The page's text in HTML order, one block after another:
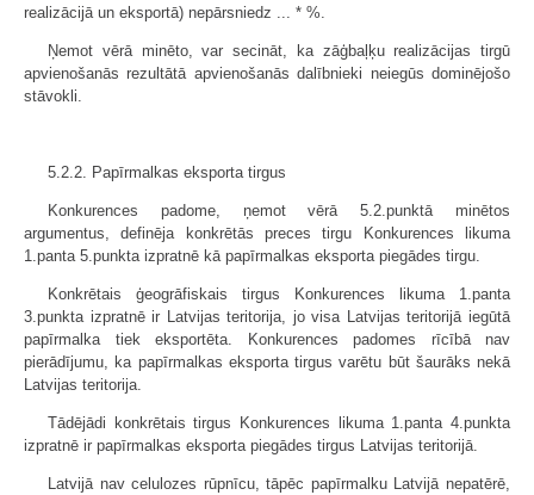
realizācijā un eksportā) nepārsniedz ... * %.
Ņemot vērā minēto, var secināt, ka zāģbaļķu realizācijas tirgū
apvienošanās rezultātā apvienošanās dalībnieki neiegūs dominējošo
stāvokli.
5.2.2. Papīrmalkas eksporta tirgus
Konkurences padome, ņemot vērā 5.2.punktā minētos
argumentus, definēja konkrētās preces tirgu Konkurences likuma
1.panta 5.punkta izpratnē kā papīrmalkas eksporta piegādes tirgu.
Konkrētais ģeogrāfiskais tirgus Konkurences likuma 1.panta
3.punkta izpratnē ir Latvijas teritorija, jo visa Latvijas teritorijā iegūtā
papīrmalka tiek eksportēta. Konkurences padomes rīcībā nav
pierādījumu, ka papīrmalkas eksporta tirgus varētu būt šaurāks nekā
Latvijas teritorija.
Tādējādi konkrētais tirgus Konkurences likuma 1.panta 4.punkta
izpratnē ir papīrmalkas eksporta piegādes tirgus Latvijas teritorijā.
Latvijā nav celulozes rūpnīcu, tāpēc papīrmalku Latvijā nepatērē,